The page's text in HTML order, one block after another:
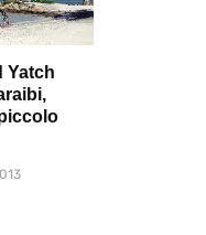
Yatch